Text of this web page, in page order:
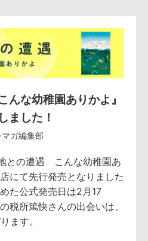
んな幼稚園ありかよ』
ました！
マガ編集部
との遭遇 こんな幼稚園あ
にて先行発売となりました
た公式発売日は2月17
税所篤快さんの出会いは、
ます。